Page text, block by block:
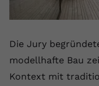
Die Jury
modellhafte Bau
Kontext mit